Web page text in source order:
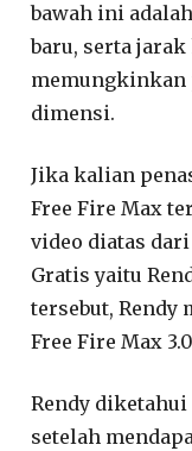
bawah ini
baru, serta
memungkinkan
dimensi.
Jika kalian
Free Fire Max
video diatas
Gratis yaitu
tersebut, Rendy
Free Fire Max
Rendy
setelah